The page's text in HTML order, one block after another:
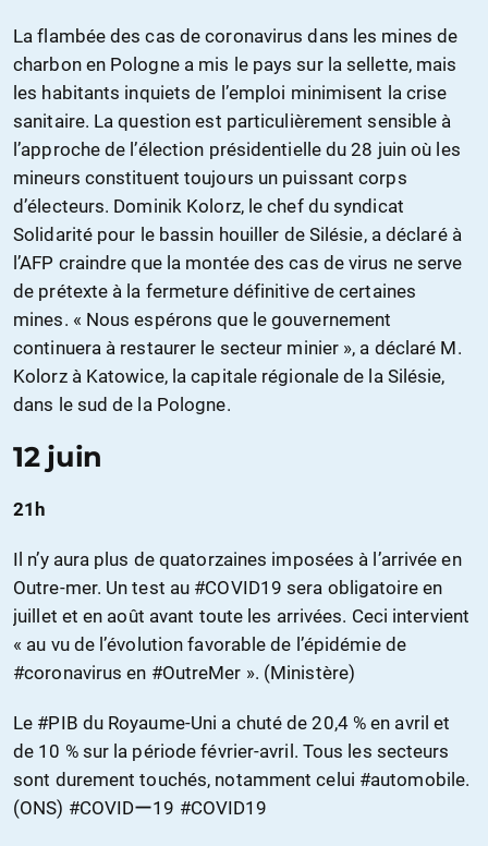
La flambée des cas de coronavirus dans les mines de
charbon en Pologne a mis le pays sur la sellette, mais
les habitants inquiets de l’emploi minimisent la crise
sanitaire. La question est particulièrement sensible à
l’approche de l’élection présidentielle du 28 juin où les
mineurs constituent toujours un puissant corps
d’électeurs. Dominik Kolorz, le chef du syndicat
Solidarité pour le bassin houiller de Silésie, a déclaré à
l’AFP craindre que la montée des cas de virus ne serve
de prétexte à la fermeture définitive de certaines
mines. « Nous espérons que le gouvernement
continuera à restaurer le secteur minier », a déclaré M.
Kolorz à Katowice, la capitale régionale de la Silésie,
dans le sud de la Pologne.
12 juin
21h
Il n’y aura plus de quatorzaines imposées à l’arrivée en
Outre-mer. Un test au #COVID19 sera obligatoire en
juillet et en août avant toute les arrivées. Ceci intervient
« au vu de l’évolution favorable de l’épidémie de
#coronavirus en #OutreMer ». (Ministère)
Le #PIB du Royaume-Uni a chuté de 20,4 % en avril et
de 10 % sur la période février-avril. Tous les secteurs
sont durement touchés, notamment celui #automobile.
(ONS) #COVIDー19 #COVID19